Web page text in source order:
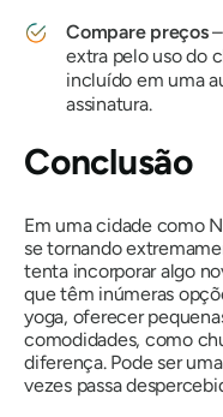
Compare preços–
extra pelo uso do
incluído em uma
assinatura.
Conclusão
Em uma cidade como
se tornando
tenta incorporar algo
que têm inúmeras
yoga, oferecer
comodidades, como
diferença. Pode ser
vezes passa